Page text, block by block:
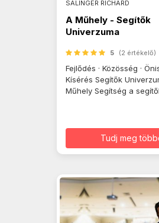
SALINGER RICHARD
A Műhely - Segítők
Univerzuma
5 (2 értékelő)
Fejlődés · Közösség ·
Kísérés Segítők
Műhely Segítség a
Tudj meg